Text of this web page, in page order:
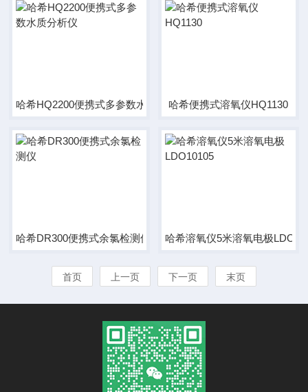
哈希HQ2200便携式多参数水质分析仪哈希便携式溶氧仪HQ1130
哈希DR300便携式余氯检测仪 哈希溶氧仪5米溶氧电极
首页 上一页 下一页 末页